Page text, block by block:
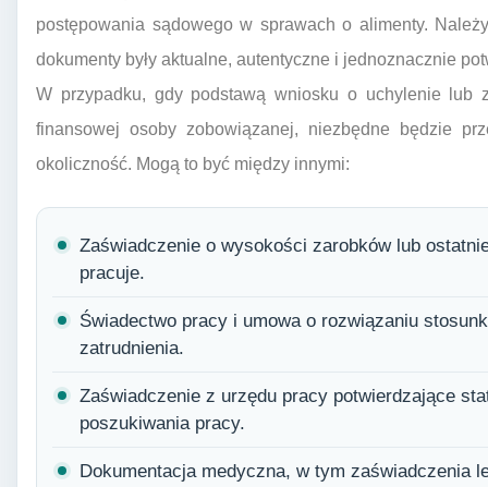
postępowania sądowego w sprawach o alimenty.
dokumenty były aktualne, autentyczne i jednoznacznie
W przypadku, gdy podstawą wniosku o uchylenie lub
finansowej osoby zobowiązanej, niezbędne będzie
okoliczność. Mogą to być między innymi:
Zaświadczenie o wysokości zarobków lub
pracuje.
Świadectwo pracy i umowa o rozwiązaniu
zatrudnienia.
Zaświadczenie z urzędu pracy potwierdzające
poszukiwania pracy.
Dokumentacja medyczna, w tym zaświadczenia